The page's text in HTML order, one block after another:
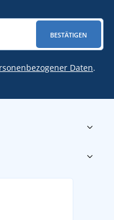
BESTÄTIGEN
Daten.